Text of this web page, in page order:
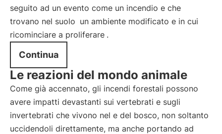
seguito ad un evento come un incendio e che
trovano nel suolo un ambiente modificato e in cui
ricominciare a proliferare .
Continua
Le reazioni del mondo animale
Come già accennato, gli incendi forestali possono
avere impatti devastanti sui vertebrati e sugli
invertebrati che vivono nel e del bosco, non soltanto
uccidendoli direttamente, ma anche portando ad